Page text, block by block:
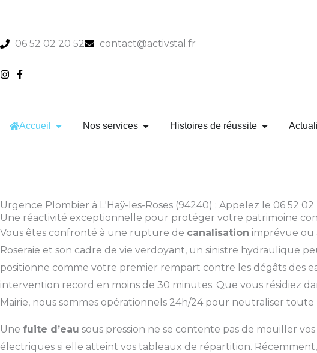
contenu
06 52 02 20 52 contact@activstal.fr
Accueil OUVRIR ACCUEIL
Nos services OUVRIR NOS SERVICES
Histoires de réussite OUVRIR
Urgence Plombier à L'Haÿ-les-Roses (94240) : Appelez le 06 52 02
Une réactivité exceptionnelle pour protéger votre patrimoine
Vous êtes confronté à une rupture de canalisation imprévue ou
Roseraie et son cadre de vie verdoyant, un sinistre hydraulique
positionne comme votre premier rempart contre les dégâts des
intervention record en moins de 30 minutes. Que vous résidiez
Mairie, nous sommes opérationnels 24h/24 pour neutraliser toute
Une fuite d’eau sous pression ne se contente pas de mouiller
électriques si elle atteint vos tableaux de répartition.